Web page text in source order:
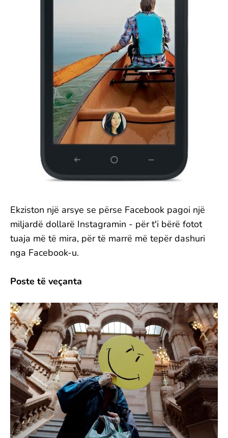
Ekziston një arsye se përse Facebook pagoi një
miljardë dollarë Instagramin - për t'i bërë fotot
tuaja më të mira, për të marrë më tepër dashuri
nga Facebook-u.
Poste të veçanta